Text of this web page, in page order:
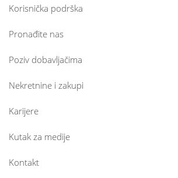
Korisnička podrška
Pronađite nas
Poziv dobavljačima
Nekretnine i zakupi
Karijere
Kutak za medije
Kontakt